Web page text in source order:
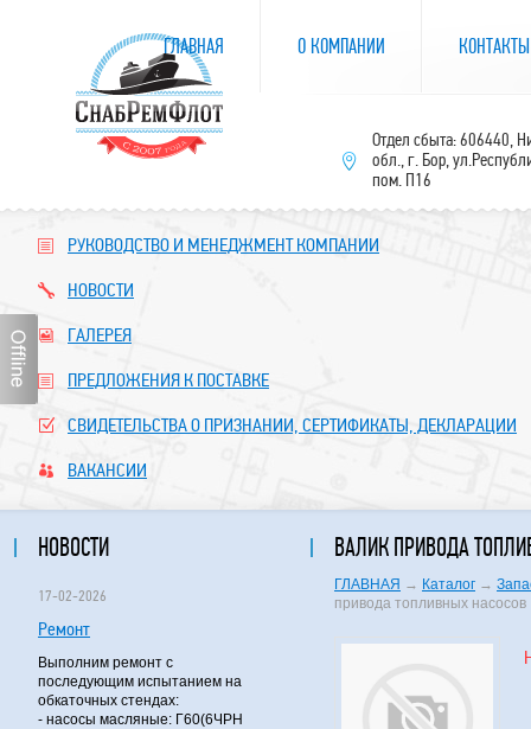
РУКОВОДСТВО И МЕНЕДЖМЕНТ КОМПАНИИ
НОВОСТИ
ГАЛЕРЕЯ
ПРЕДЛОЖЕНИЯ К ПОСТАВКЕ
СВИДЕТЕЛЬСТВА О ПРИЗНАНИИ, СЕРТИФИКАТЫ, ДЕКЛАРАЦИИ
ВАКАНСИИ
НОВОСТИ
17-02-2026
Ремонт
Выполним ремонт с
последующим испытанием на
обкаточных стендах:
- насосы масляные: Г60(6ЧРН
ВАЛИК ПРИВОДА
ГЛАВНАЯ → Каталог →
привода топливных насосов
ГЛАВНАЯ О КОМПАНИИ КОНТАКТЫ
Отдел сбыта: 606440,
обл., г. Бор,
пом. П16